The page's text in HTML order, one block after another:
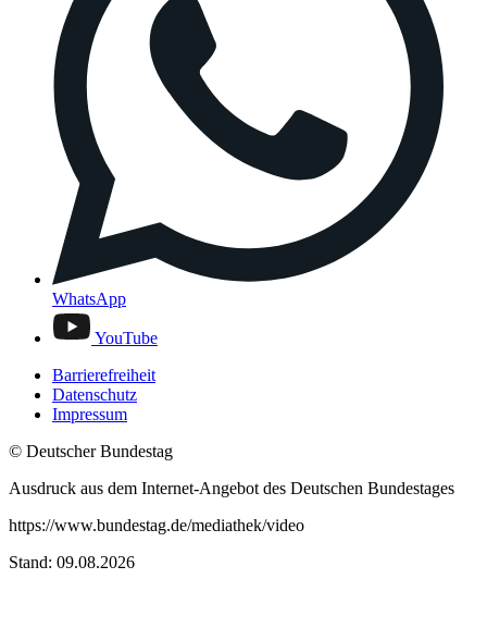
WhatsApp
YouTube
Barrierefreiheit
Datenschutz
Impressum
© Deutscher Bundestag
Ausdruck aus dem Internet-Angebot des Deutschen Bundestages
https://www.bundestag.de/mediathek/video
Stand: 09.08.2026